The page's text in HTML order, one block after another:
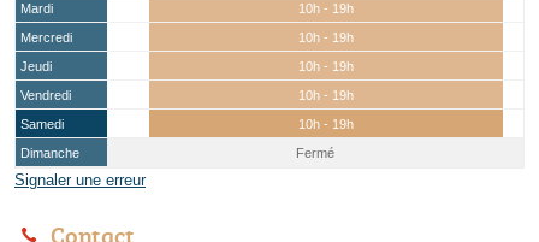
Mardi
10h - 19h
Mercredi
10h - 19h
Jeudi
10h - 19h
Vendredi
10h - 19h
Samedi
10h - 19h
Dimanche
Fermé
Signaler une erreur
Contact